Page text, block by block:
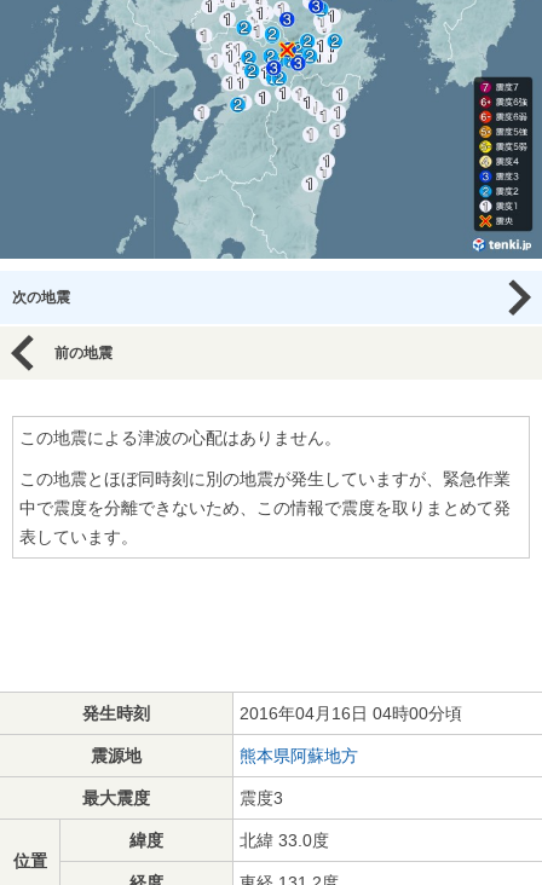
次の地震
前の地震
この地震による津波の心配はありません。
この地震とほぼ同時刻に別の地震が発生していますが、緊急作業
中で震度を分離できないため、この情報で震度を取りまとめて発
表しています。
発生時刻 2016年04月16日 04時00分頃
震源地 熊本県阿蘇地方
最大震度 震度3
位置
緯度 北緯 33.0度